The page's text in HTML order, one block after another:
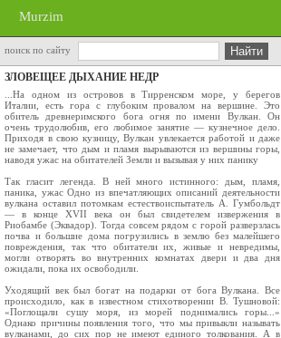
Murzim
поиск по сайту
ЗЛОВЕЩЕЕ ДЫХАНИЕ НЕДР
...На одном из островов в Тирренском море, у берегов
Италии, есть гора с глубоким провалом на вершине. Это
обитель древнеримского бога огня по имени Вулкан. Он
очень трудолюбив, его любимое занятие — кузнечное дело.
Приходя в свою кузницу, Вулкан увлекается работой и даже
не замечает, что дым и пламя вырываются из вершины горы,
наводя ужас на обитателей Земли и вызывая у них панику
Так гласит легенда. В ней много истинного: дым, пламя,
паника, ужас Одно из впечатляющих описаний деятельности
вулкана оставил потомкам естествоиспытатель А. Гумбольдт
— в конце XVII века он был свидетелем извержения в
Риобамбе (Эквадор). Тогда совсем рядом с горой разверзлась
почва и большие дома погрузились в землю без малейшего
повреждения, так что обитатели их, живые и невредимы,
могли отворять во внутренних комнатах двери и два дня
ожидали, пока их освободили.
Уходящий век был богат на подарки от бога Вулкана. Все
происходило, как в известном стихотворении В. Тушновой:
«Поглощали сушу моря, из морей поднимались горы...»
Однако причины появления того, что мы привыкли называть
вулканами, до сих пор не имеют единого толкования. А в